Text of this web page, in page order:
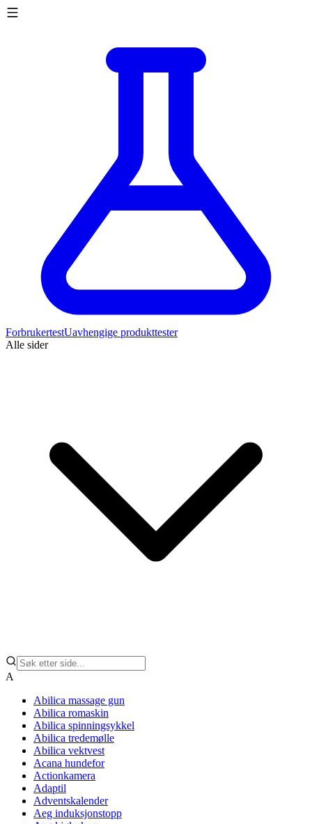
ForbrukertestUavhengige produkttester
Alle sider
A
Abilica massage gun
Abilica romaskin
Abilica spinningsykkel
Abilica tredemølle
Abilica vektvest
Acana hundefor
Actionkamera
Adaptil
Adventskalender
Aeg induksjonstopp